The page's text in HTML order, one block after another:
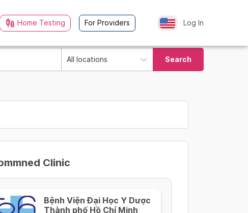
Home Testing For Providers Log In
All locations Search
Clinic
Bệnh Viện Đại Học Y Dược
Thành phố Hồ Chí Minh